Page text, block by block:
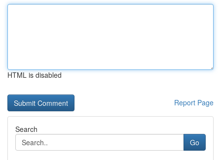
HTML is disabled
Report Page
Search
Go